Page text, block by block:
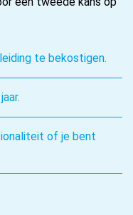
te bekostigen.
of je bent